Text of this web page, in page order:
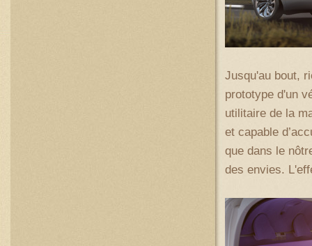
Jusqu'au bout,
prototype d'un
utilitaire de la
et capable
que dans le
des envies.